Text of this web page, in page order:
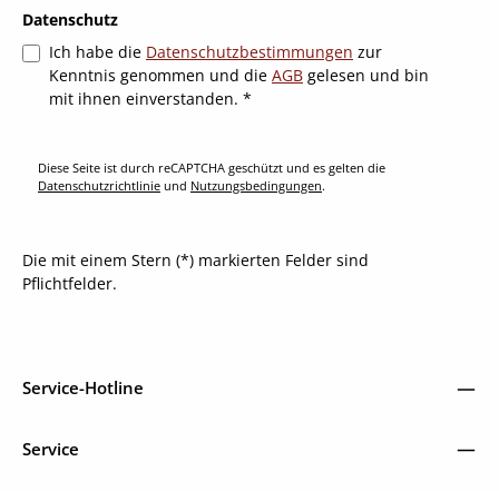
Datenschutz
Ich habe die Datenschutzbestimmungen zur
Kenntnis genommen und die AGB gelesen und bin
mit ihnen einverstanden. *
Diese Seite ist durch reCAPTCHA geschützt und es gelten die
Datenschutzrichtlinie und Nutzungsbedingungen.
Die mit einem Stern (*) markierten Felder sind
Pflichtfelder.
Service-Hotline
Service